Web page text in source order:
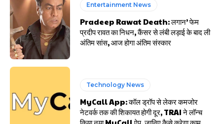
Entertainment News
Pradeep Rawat Death: लगान’ फेम
प्रदीप रावत का निधन, कैंसर से लंबी लड़ाई के बाद ली
अंतिम सांस, आज होगा अंतिम संस्कार
Technology News
MyCall App: कॉल ड्रॉप से लेकर कमजोर
नेटवर्क तक की शिकायत होगी दूर, TRAI ने लॉन्च